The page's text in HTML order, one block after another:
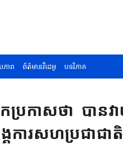
ភាព ព័ត៌មានវីដេអូ បទវិភាគ
ប្រកាសថា បានវ
ការសហប្រជាជា